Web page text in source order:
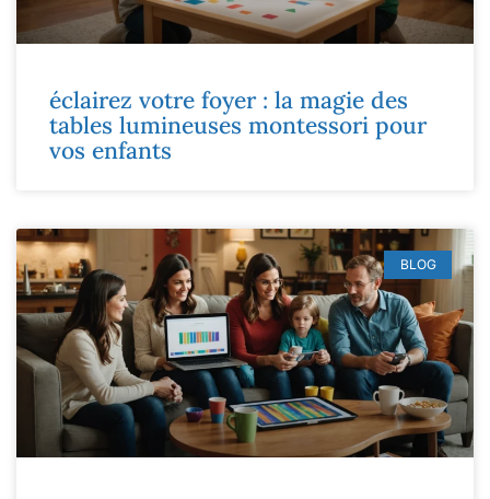
éclairez votre foyer : la magie des
tables lumineuses montessori pour
vos enfants
BLOG